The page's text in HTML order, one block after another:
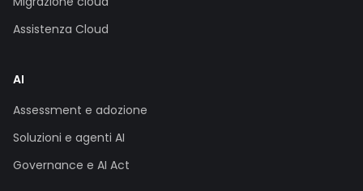
Assistenza Cloud
AI
Assessment e adozione
Soluzioni e agenti AI
Governance e AI Act